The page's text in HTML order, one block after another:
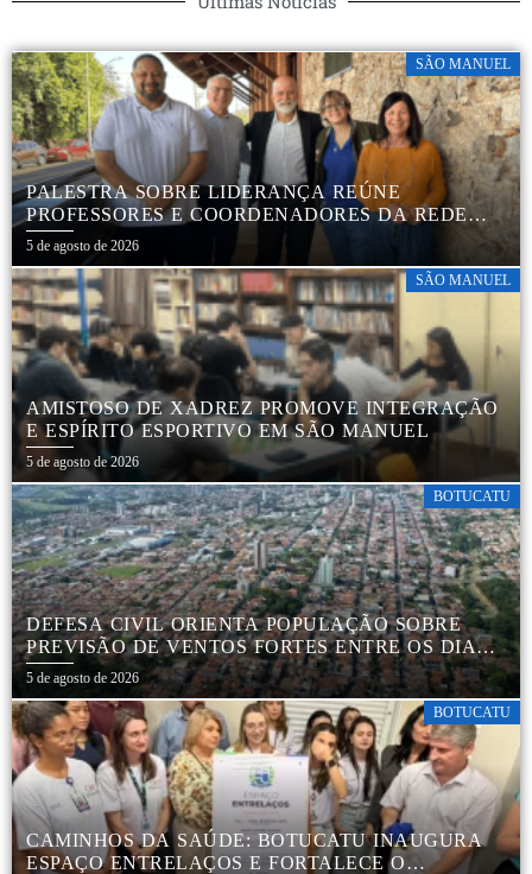
SÃO MANUEL
PALESTRA SOBRE LIDERANÇA REÚNE
PROFESSORES E COORDENADORES DA REDE
MUNICIPAL
5 de agosto de 2026
SÃO MANUEL
AMISTOSO DE XADREZ PROMOVE INTEGRAÇÃO
E ESPÍRITO ESPORTIVO EM SÃO MANUEL
5 de agosto de 2026
BOTUCATU
DEFESA CIVIL ORIENTA POPULAÇÃO SOBRE
PREVISÃO DE VENTOS FORTES ENTRE OS DIAS 6
E 9 DE AGOSTO
5 de agosto de 2026
BOTUCATU
CAMINHOS DA SAÚDE: BOTUCATU INAUGURA
ESPAÇO ENTRELAÇOS E FORTALECE O